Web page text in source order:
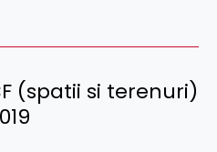
(spatii si terenuri)